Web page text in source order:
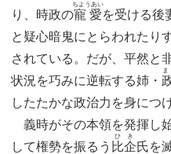
り、時政の寵愛
ちようあい
を受ける後
と疑心暗鬼にとらわれたり
されている。だが、平然と
状況を巧みに逆転する姉・
ま
したたかな政治力を身につ
義時がその本領を発揮し
して権勢を振るう 比企
ひき
氏を